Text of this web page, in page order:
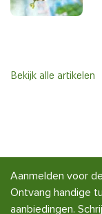
Bekijk alle artikelen
Aanmelden voor
Ontvang handige
aanbiedingen.